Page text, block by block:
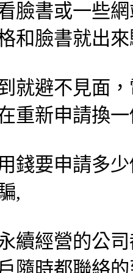
臉書或一些
和臉書就出
就避不見面
重新申請換
錢要申請多
,
續經營的公